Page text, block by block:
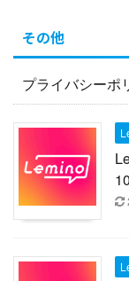
その他
プライバシーポ
10